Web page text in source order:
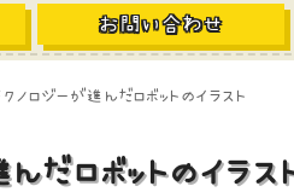
お問い合わせ
クノロジーが進んだロボットのイラスト
だロボットのイラス